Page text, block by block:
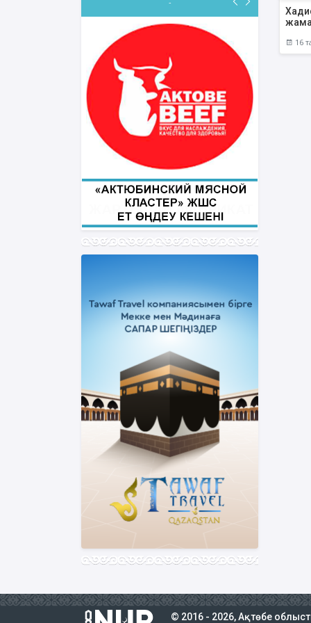
16
ФИҚҺ ДӘРІСТЕРІ
Нұрбол Смағұлов
""Нұр Ғасыр" облыстық мешітінің
наиб имамы
ТІКЕЛЕЙ ЭФИРДЕ
Аптаның сәрсенбі күндері сағат
21:00 (Ақтөбе уақытымен)
Біздің nur_gasyr Instagram
парақшамызда
© 2016 - 2026, Ақтөбе